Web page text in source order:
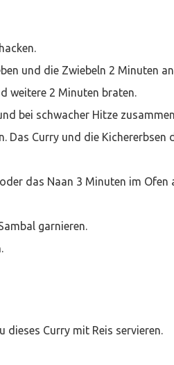
und die Zwiebeln 2 Minuten
weitere 2 Minuten braten.
bei schwacher Hitze
Das Curry und die Kichererbsen
das Naan 3 Minuten im Ofen
garnieren.
dieses Curry mit Reis servieren.